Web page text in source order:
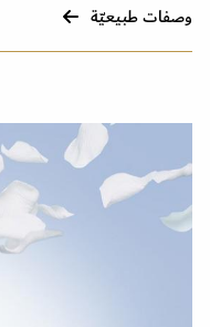
وصفات طبيعيّة